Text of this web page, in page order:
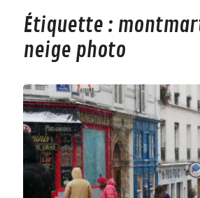
Étiquette :
neige photo